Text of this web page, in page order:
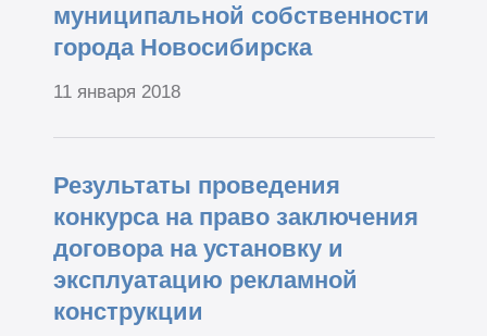
муниципальной собственности
города Новосибирска
11 января 2018
Результаты проведения
конкурса на право заключения
договора на установку и
эксплуатацию рекламной
конструкции